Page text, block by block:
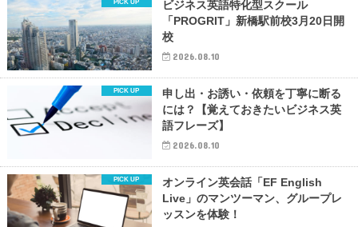
ビジネス英語特化型スクール
「PROGRIT」新橋駅前校3月20日開
校
2026.08.10
申し出・お誘い・依頼を丁寧に断る
には？【覚えておきたいビジネス英
語フレーズ】
2026.08.10
オンライン英会話「EF English
Live」のマンツーマン、グループレ
ッスンを体験！